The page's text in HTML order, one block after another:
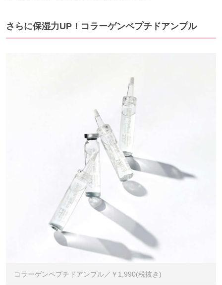
さらに保湿力UP！コラーゲンペプチドアンプル
コラーゲンペプチドアンプル／￥1,990(税抜き)